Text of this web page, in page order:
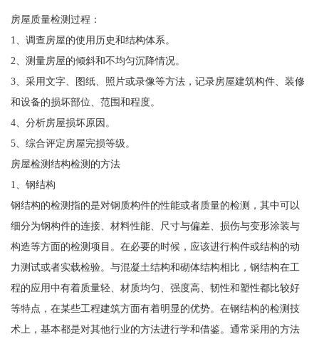
房屋质量检测过程：
1、调查房屋的使用历史和结构体系。
2、测量房屋的倾斜和不均匀沉降情况。
3、采用文字、图纸、照片或录像等方法，记录房屋建筑构件、装修
和设备的损坏部位、范围和程度。
4、分析房屋损坏原因。
5、综合评定房屋完损等级。
房屋检测结构检测的方法
1、钢结构
钢结构的检测指的是对钢质构件的性能或者质量的检测，其中可以
细分为钢构件的连接、材料性能、尺寸与偏差、损伤与变形涂装与
构造等方面的检测项目。在必要的时候，应该进行构件或结构的动
力测试或者实载检验。与混凝土结构和砌体结构相比，钢结构在工
程的应用中有着质量轻、材质均匀、强度高、韧性和塑性都比较好
等特点，在某些工程建筑方面有着明显的优势。在钢结构的检测技
术上，基本都是对其他行业的方法进行学和借鉴。通常采用的方法